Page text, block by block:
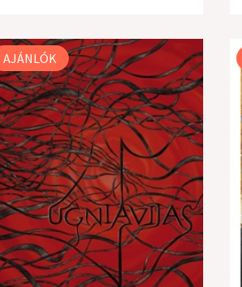
AJÁNLÓK